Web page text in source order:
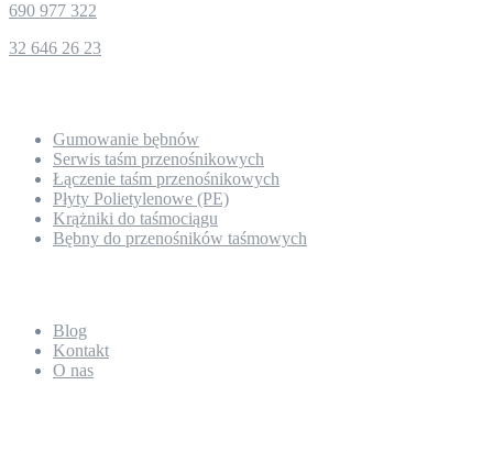
690 977 322
32 646 26 23
Gumowanie bębnów
Serwis taśm przenośnikowych
Łączenie taśm przenośnikowych
Płyty Polietylenowe (PE)
Krążniki do taśmociągu
Bębny do przenośników taśmowych
Blog
Kontakt
O nas